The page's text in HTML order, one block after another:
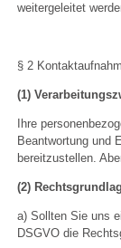
weitergeleitet
§ 2
(1)
Ihre
Beantwortung und
bereitzustellen.
(2)
a) Sollten Sie uns
DSGVO die